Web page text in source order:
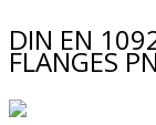
DIN EN
FLANGES